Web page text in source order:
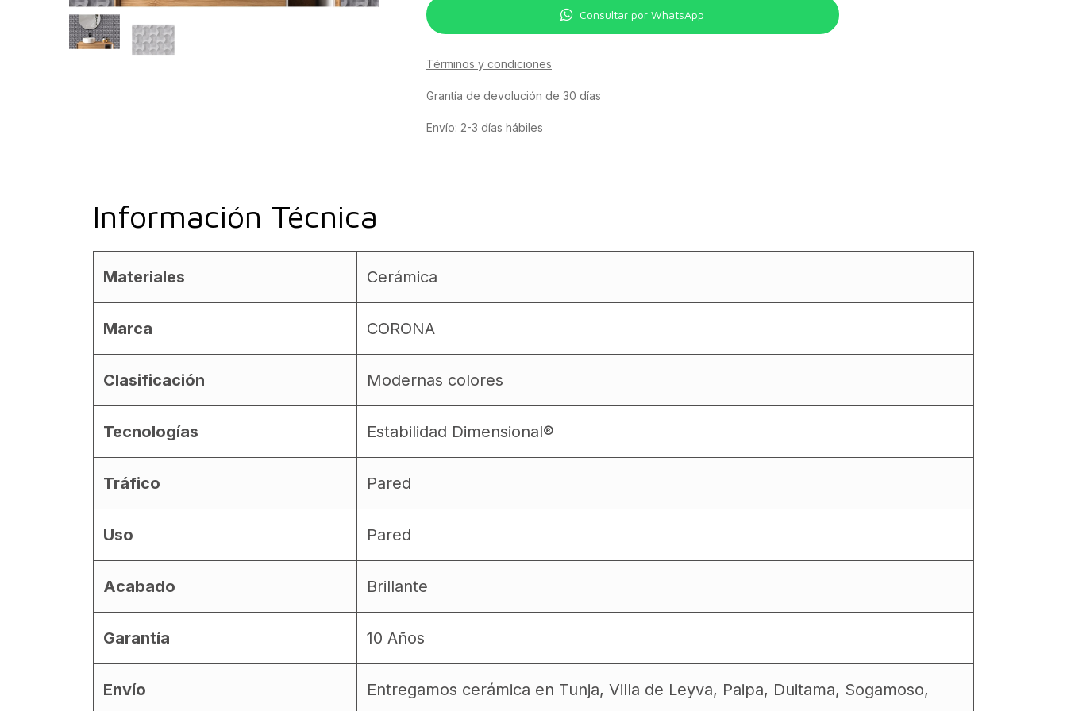
Consultar por WhatsApp
Términos y condiciones
Grantía de devolución de 30 días
Envío: 2-3 días hábiles
Información Técnica
Materiales Cerámica
Marca CORONA
Clasificación Modernas colores
Tecnologías Estabilidad Dimensional®
Tráfico Pared
Uso Pared
Acabado Brillante
Garantía 10 Años
Envío Entregamos cerámica en Tunja, Villa de Leyva, Paipa, Duitama, Sogamoso,